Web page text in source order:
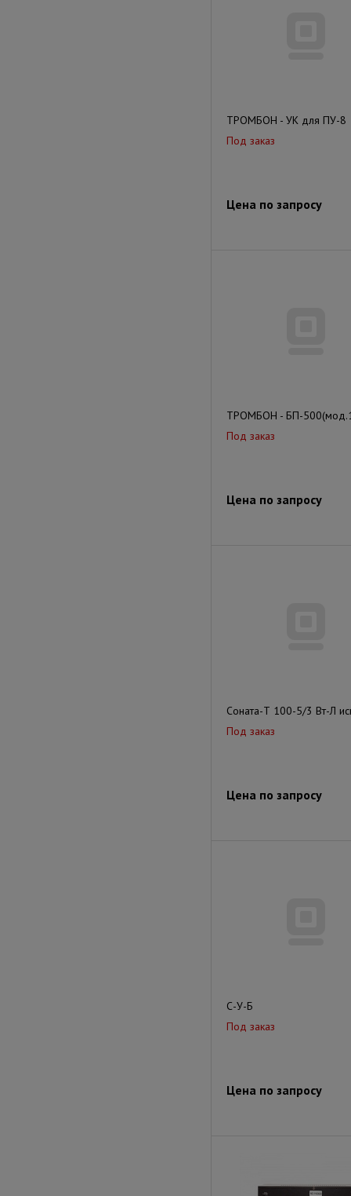
ТРОМБОН - УК для ПУ-8
Под заказ
Цена по запросу
ТРОМБОН - БП-
Под заказ
Цена по запросу
Соната-Т 100-5/3 Вт-Л
Под заказ
Цена по запросу
С-У-Б
Под заказ
Цена по запросу